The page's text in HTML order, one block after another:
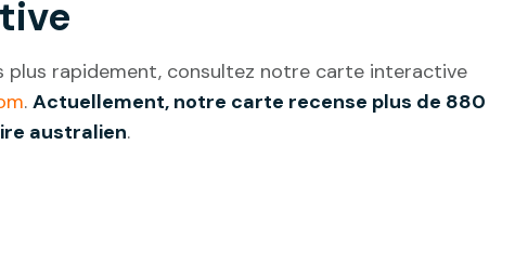
plus rapidement, consultez notre carte interactive
. Actuellement, notre carte recense plus de 880
australien.